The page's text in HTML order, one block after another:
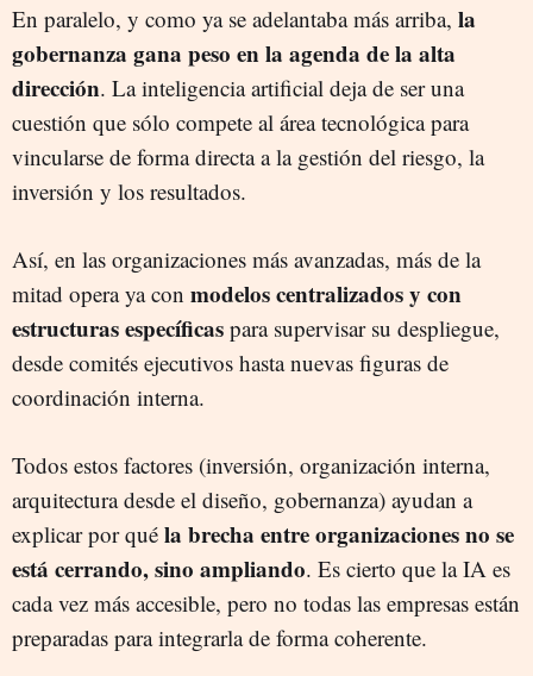
En paralelo, y como ya se adelantaba más arriba, la
gobernanza gana peso en la agenda de la alta
dirección. La inteligencia artificial deja de ser una
cuestión que sólo compete al área tecnológica para
vincularse de forma directa a la gestión del riesgo, la
inversión y los resultados.
Así, en las organizaciones más avanzadas, más de la
mitad opera ya con modelos centralizados y con
estructuras específicas para supervisar su despliegue,
desde comités ejecutivos hasta nuevas figuras de
coordinación interna.
Todos estos factores (inversión, organización interna,
arquitectura desde el diseño, gobernanza) ayudan a
explicar por qué la brecha entre organizaciones no se
está cerrando, sino ampliando. Es cierto que la IA es
cada vez más accesible, pero no todas las empresas están
preparadas para integrarla de forma coherente.